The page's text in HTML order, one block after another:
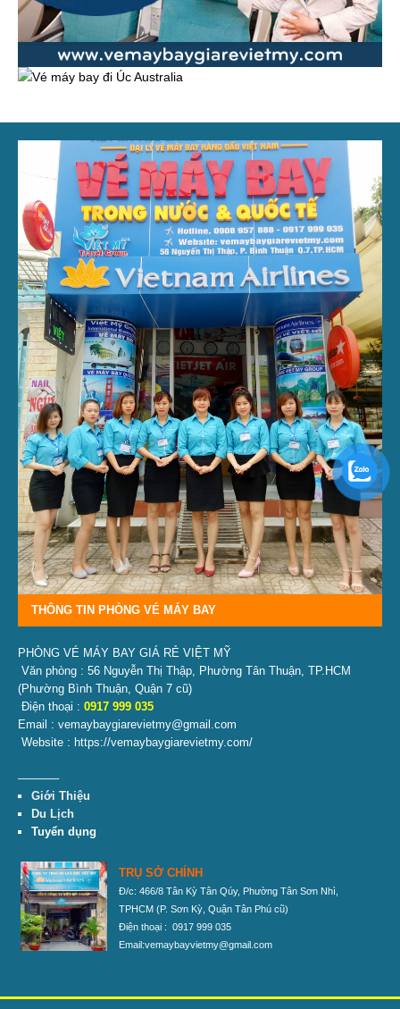
THÔNG TIN PHÒNG VÉ MÁY BAY
PHÒNG VÉ MÁY BAY GIÁ RẺ VIỆT MỸ
Văn phòng : 56 Nguyễn Thị Thập, Phường Tân Thuận, TP.HCM
(Phường Bình Thuận, Quận 7 cũ)
Điện thoại : 0917 999 035
Email : vemaybaygiarevietmy@gmail.com
Website : https://vemaybaygiarevietmy.com/
———–
Giới Thiệu
Du Lịch
Tuyển dụng
TRỤ SỞ CHÍNH
Đ/c: 466/8 Tân Kỳ Tân Qúy, Phường Tân Sơn Nhì,
TPHCM (P. Sơn Kỳ, Quận Tân Phú cũ)
Điện thoại : 0917 999 035
Email:vemaybayvietmy@gmail.com